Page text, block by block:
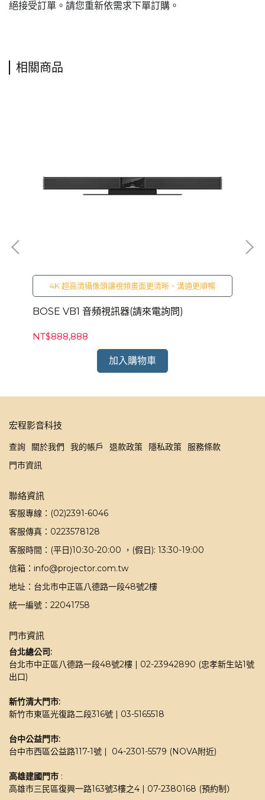
絕接受訂單。請您重新依需求下單訂購。
相關商品
4K 超高清攝像頭讓視頻畫面更清晰、溝通更順暢
BOSE VB1 音頻視訊器(請來電詢問)
NT$888,888
加入購物車
宏程影音科技
查詢 關於我們 我的帳戶 退款政策 隱私政策
服務條款
門市資訊
聯絡資訊
客服專線：(02)2391-6046
客服傳真：0223578128
客服時間：(平日)10:30-20:00 ，(假日): 13:30-19:00
信箱：info@projector.com.tw
地址：台北市中正區八德路一段48號2樓
統一編號：22041758
門市資訊
台北總公司:
台北市中正區八德路一段48號2樓 | 02-23942890 (忠孝新生站1號
出口)
新竹清大門市:
新竹市東區光復路二段316號 | 03-5165518
台中公益門市:
台中市西區公益路117-1號 |  04-2301-5579 (NOVA附近)
高雄建國門市 :
高雄市三民區復興一路163號3樓之4 | 07-2380168 (預約制）